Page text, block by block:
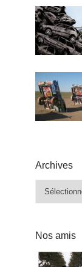
Archives
Archives
Nos amis